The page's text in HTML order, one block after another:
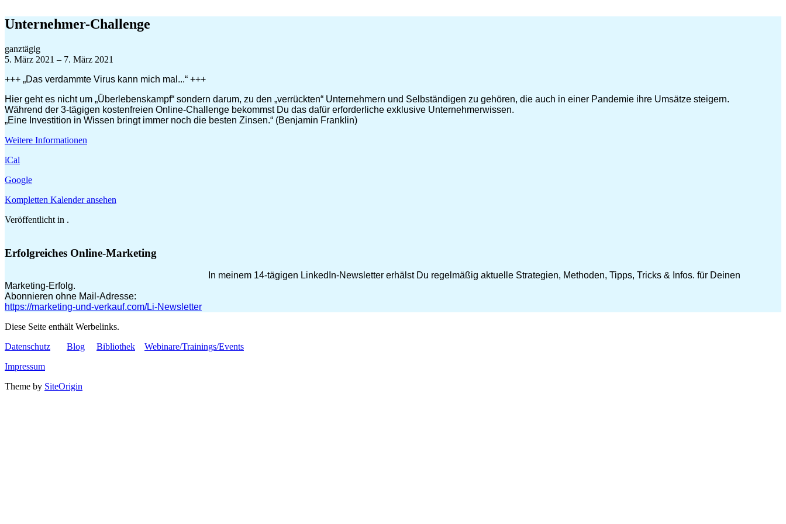
Inhalt
springen
Unternehmer-Challenge
Unternehmer-
Challenge
ganztägig
5. März 2021 – 7. März 2021
+++ „Das verdammte Virus kann mich mal...“ +++
Hier geht es nicht um „Überlebenskampf“ sondern darum, zu den „verrückten“ Unternehmern und Selbständigen zu gehören, die auch in einer Pandemie ihre Umsätze steigern.
Während der 3-tägigen kostenfreien Online-Challenge bekommst Du das dafür erforderliche exklusive Unternehmerwissen.
„Eine Investition in Wissen bringt immer noch die besten Zinsen.“ (Benjamin Franklin)
Weitere Informationen
iCal
Google
Kompletten Kalender ansehen
Veröffentlicht in .
Erfolgreiches Online-Marketing
In meinem 14-tägigen LinkedIn-Newsletter erhälst Du regelmäßig aktuelle Strategien, Methoden, Tipps, Tricks & Infos. für Deinen
Marketing-Erfolg.
Abonnieren ohne Mail-Adresse:
https://marketing-und-verkauf.com/Li-Newsletter
Diese Seite enthält Werbelinks.
Datenschutz
Blog Bibliothek
Webinare/Trainings/Events
Impressum
Theme by SiteOrigin